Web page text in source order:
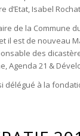
d’Etat, Isabel
de la Commune
il est de nouveau
des
Agenda 21 &
délégué à la